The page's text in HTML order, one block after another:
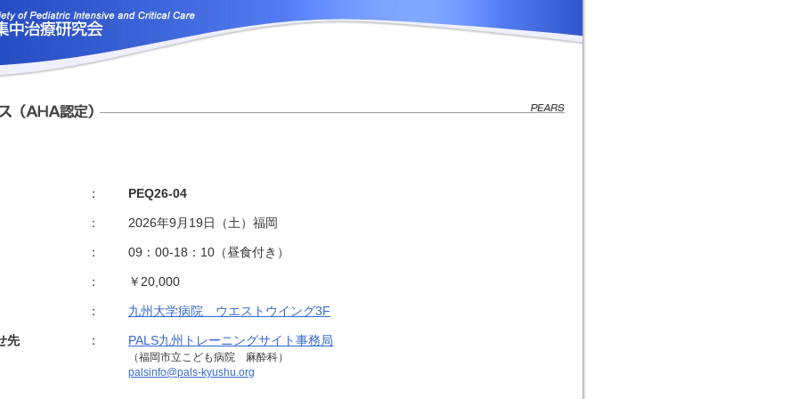
： PEQ26-04
： 2026年9月19日（土）福岡
： 09：00-18：10（昼食付き）
： ￥20,000
： 九州大学病院 ウエストウイング3F
先 ： PALS九州トレーニングサイト事務局
（福岡市立こども病院 麻酔科）
palsinfo@pals-kyushu.org